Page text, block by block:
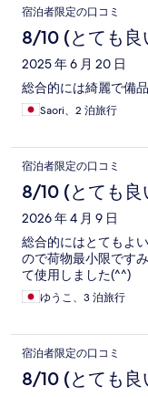
宿泊者限定の口コミ
8/10 (とても良
2025 年 6 月 20 日
総合的には綺麗で備
Saori、2 泊旅行
宿泊者限定の口コミ
8/10 (とても良
2026 年 4 月 9 日
総合的にはとてもよ
ので荷物最小限です
て使用しました(^^)
ゆうこ、3 泊旅行
宿泊者限定の口コミ
8/10 (とても良